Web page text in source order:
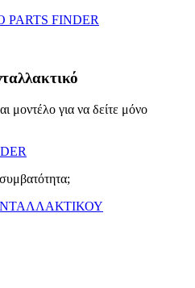
FINDER
μοντέλο για να δείτε μόνο